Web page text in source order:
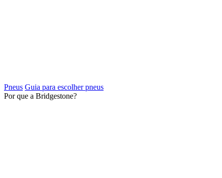
Pneus Guia para escolher pneus
Por que a Bridgestone?